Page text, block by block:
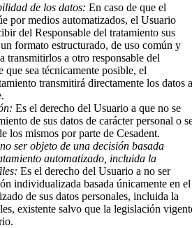
de los datos: En caso de que el
por medios automatizados, el Usuario
del Responsable del tratamiento sus
formato estructurado, de uso común y
transmitirlos a otro responsable del
que sea técnicamente posible, el
transmitirá directamente los datos a
Es el derecho del Usuario a que no se
de sus datos de carácter personal o
los mismos por parte de Cesadent.
ser objeto de una decisión basada
automatizado, incluida la
Es el derecho del Usuario a no ser
individualizada basada únicamente en el
de sus datos personales, incluida la
existente salvo que la legislación